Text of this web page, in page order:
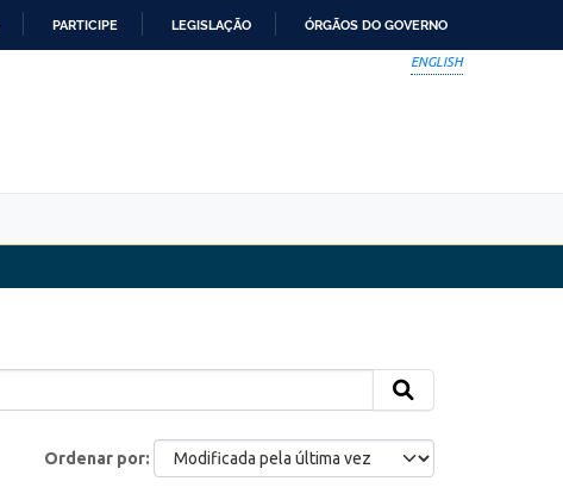
PARTICIPE LEGISLAÇÃO ÓRGÃOS DO GOVERNO
ENGLISH
Ordenar por